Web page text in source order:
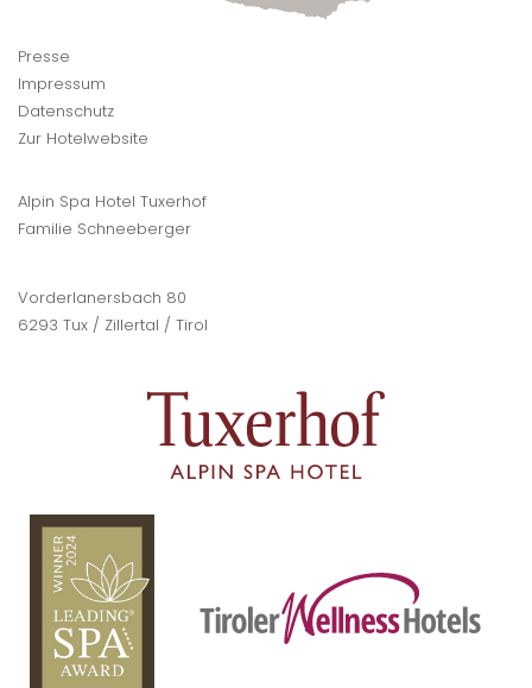
Alpin Spa Hotel Tuxerhof
Familie Schneeberger
Vorderlanersbach 80
6293 Tux / Zillertal / Tirol
Presse
Impressum
Datenschutz
Zur Hotelwebsite